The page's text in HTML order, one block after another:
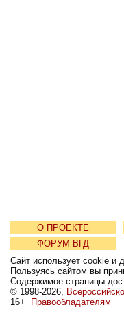
О ПРОЕКТЕ
ФОРУМ ВГД
Сайт использует cookie и
Пользуясь сайтом вы
Содержимое страницы
© 1998-2026,
16+
Правообладателям